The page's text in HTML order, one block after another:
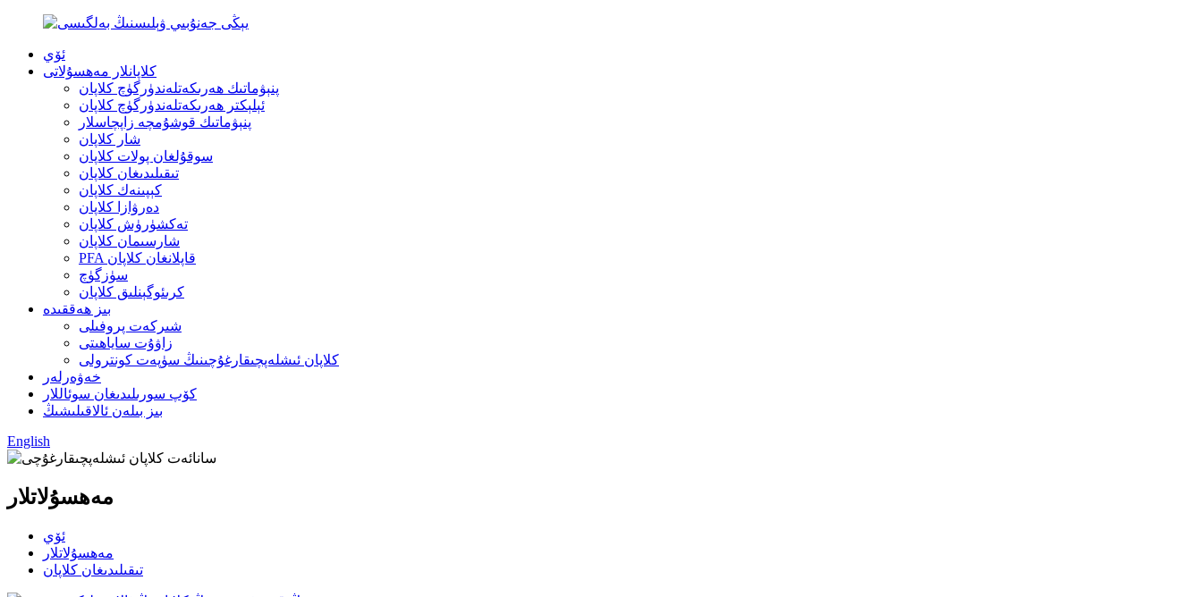
ئۆي
كلاپانلار مەھسۇلاتى
پنېۋماتىك ھەرىكەتلەندۈرگۈچ كلاپان
ئېلېكتر ھەرىكەتلەندۈرگۈچ كلاپان
پنېۋماتىك قوشۇمچە زاپچاسلار
شار كلاپان
سوقۇلغان پولات كلاپان
تىقىلىدىغان كلاپان
كېپىنەك كلاپان
دەرۋازا كلاپان
تەكشۈرۈش كلاپان
شارسىمان كلاپان
PFA قاپلانغان كلاپان
سۈزگۈچ
كرىئوگېنلىق كلاپان
بىز ھەققىدە
شىركەت پروفىلى
زاۋۇت ساياھىتى
كلاپان ئىشلەپچىقارغۇچىنىڭ سۈپەت كونترولى
خەۋەرلەر
كۆپ سورىلىدىغان سوئاللار
بىز بىلەن ئالاقىلىشىڭ
English
مەھسۇلاتلار
ئۆي
مەھسۇلاتلار
تىقىلىدىغان كلاپان